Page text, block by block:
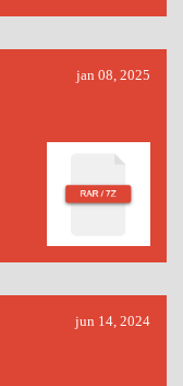
jan 08, 2025
jun 14, 2024